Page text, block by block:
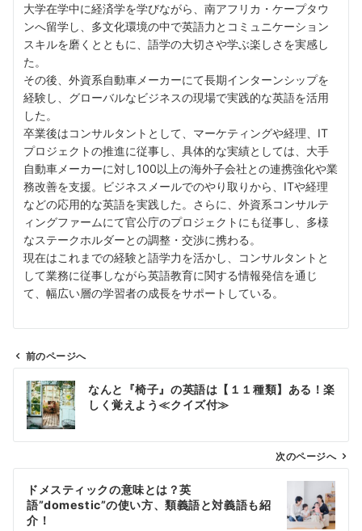
大学在学中に経済学を学びながら、南アフリカ・ケープタウ
ンへ留学し、多文化環境の中で英語力とコミュニケーション
スキルを磨くとともに、語学の大切さや学ぶ楽しさを実感し
た。
その後、外資系自動車メーカーにて長期インターンシップを
経験し、グローバルなビジネスの現場で実践的な英語を活用
した。
卒業後はコンサルタントとして、マーケティングや経理、IT
プロジェクトの推進に従事し、具体的な実績としては、大手
自動車メーカーに対し100以上の海外子会社との連携強化や業
務改善を支援。ビジネスメールでのやり取りから、ITや経理
などの応用的な英語を実践した。さらに、外資系コンサルテ
ィングファームにて官公庁のプロジェクトにも従事し、多様
なステークホルダーとの調整・交渉に携わる。
現在はこれまでの経験と語学力を活かし、コンサルタントと
して業務に従事しながら英語教育に関する情報発信を通じ
て、幅広い層の学習者の成長をサポートしている。
前のページへ
なんと『椅子』の英語は【１１種類】ある！楽
しく覚えよう≪クイズ付≫
次のページへ
ドメスティックの意味とは？英
語”domestic”の使い方、類義語と対義語も紹
介！